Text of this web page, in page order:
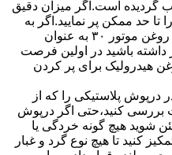
است.اگر میزان دقیق
تا حد ممکن پر نمایید.اگر به
روغن هیدرولیک دسترسی ندارید از روغن موتور ۳۰ به عنوان
داشته باشید در اولین فرصت
هیدرولیک برای پر کردن
پلاستیکی را که از
بررسی کنید،حتی اگر درپوش
شوید هیچ گونه خردگی یا
کنید تا هیچ نوع گرد و غبار